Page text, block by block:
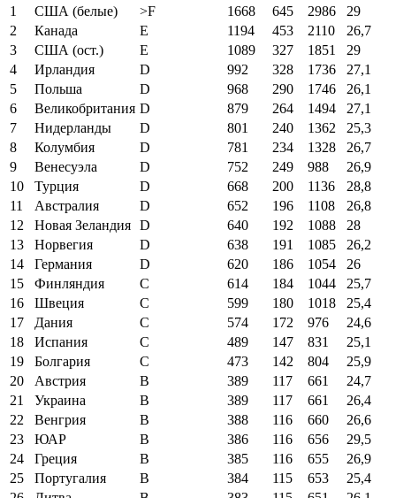
1
США (белые) >F 1668 645 2986
29
2
Канада Е 1194 453 2110
26,7
3
США (ост.) Е 1089 327 1851
29
4
Ирландия D 992 328 1736
27,1
5
Польша D 968 290 1746
26,1
6
Великобритания D 879 264 1494
27,1
7
Нидерланды D 801 240 1362
25,3
8
Колумбия D 781 234 1328
26,7
9
Венесуэла D 752 249 988
26,9
10
Турция D 668 200 1136
28,8
11
Австралия D 652 196 1108
26,8
12
Новая Зеландия D 640 192 1088
28
13
Норвегия D 638 191 1085
26,2
14
Германия D 620 186 1054
26
15
Финляндия C 614 184 1044
25,7
16
Швеция C 599 180 1018
25,4
17
Дания C 574 172 976
24,6
18
Испания C 489 147 831
25,1
19
Болгария C 473 142 804
25,9
20
Австрия B 389 117 661
24,7
21
Украина B 389 117 661
26,4
22
Венгрия B 388 116 660
26,6
23
ЮАР B 386 116 656
29,5
24
Греция B 385 116 655
26,9
25
Португалия B 384 115 653
25,4